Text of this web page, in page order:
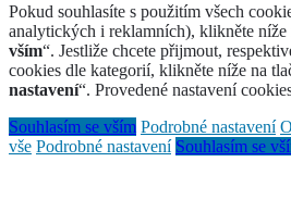
Pokud souhlasíte s použitím všech
analytických i reklamních), klikněte níže
vším“. Jestliže chcete přijmout,
cookies dle kategorií, klikněte níže na
nastavení“. Provedené nastavení
Souhlasím se vším Podrobné nastavení
vše Podrobné nastavení Souhlasím se